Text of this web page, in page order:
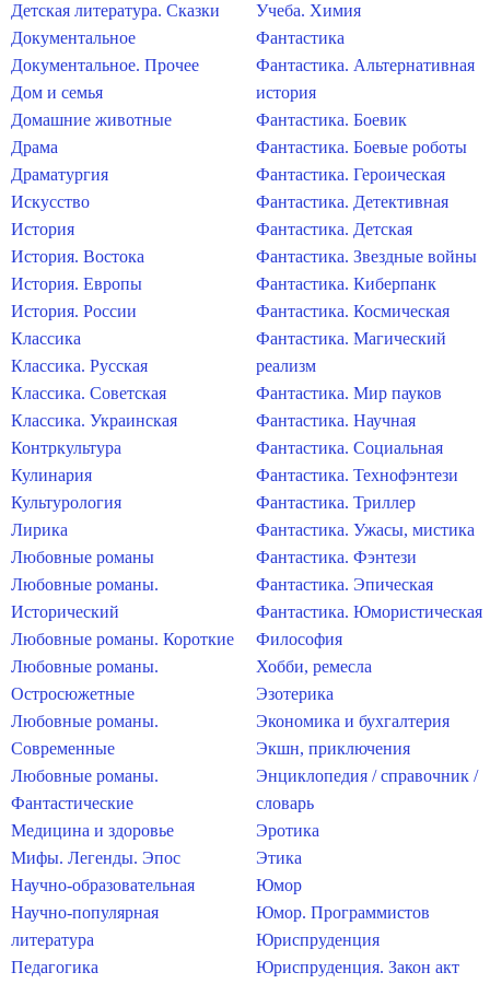
Детская литература. Сказки
Документальное
Документальное. Прочее
Дом и семья
Домашние животные
Драма
Драматургия
Искусство
История
История. Востока
История. Европы
История. России
Классика
Классика. Русская
Классика. Советская
Классика. Украинская
Контркультура
Кулинария
Культурология
Лирика
Любовные романы
Любовные романы.
Исторический
Любовные романы. Короткие
Любовные романы.
Остросюжетные
Любовные романы.
Современные
Любовные романы.
Фантастические
Медицина и здоровье
Мифы. Легенды. Эпос
Научно-образовательная
Научно-популярная
литература
Педагогика
Учеба. Химия
Фантастика
Фантастика. Альтернативная
история
Фантастика. Боевик
Фантастика. Боевые роботы
Фантастика. Героическая
Фантастика. Детективная
Фантастика. Детская
Фантастика. Звездные войны
Фантастика. Киберпанк
Фантастика. Космическая
Фантастика. Магический
реализм
Фантастика. Мир пауков
Фантастика. Научная
Фантастика. Социальная
Фантастика. Технофэнтези
Фантастика. Триллер
Фантастика. Ужасы, мистика
Фантастика. Фэнтези
Фантастика. Эпическая
Фантастика. Юмористическая
Философия
Хобби, ремесла
Эзотерика
Экономика и бухгалтерия
Экшн, приключения
Энциклопедия / справочник /
словарь
Эротика
Этика
Юмор
Юмор. Программистов
Юриспруденция
Юриспруденция. Закон акт